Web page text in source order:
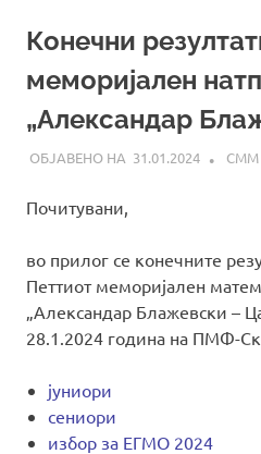
Конечни
меморијален
„Александар
31.01.2024 СММ
Почитувани,
во прилог се конечните
Петтиот меморијален
„Александар Блажевски –
28.1.2024 година на ПМФ-
јуниори
сениори
избор за ЕГМО 2024